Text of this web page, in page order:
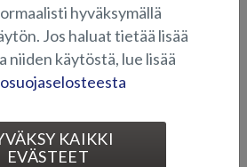
JA MUUT VARUSTEET
hyväksymällä
Jos haluat tietää lisää
niiden käytöstä, lue lisää
KAIKKI
EVÄSTEET